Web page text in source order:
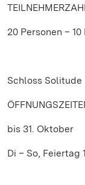
20 Personen – 10
Schloss Solitude
bis 31. Oktober
Di – So, Feiertag